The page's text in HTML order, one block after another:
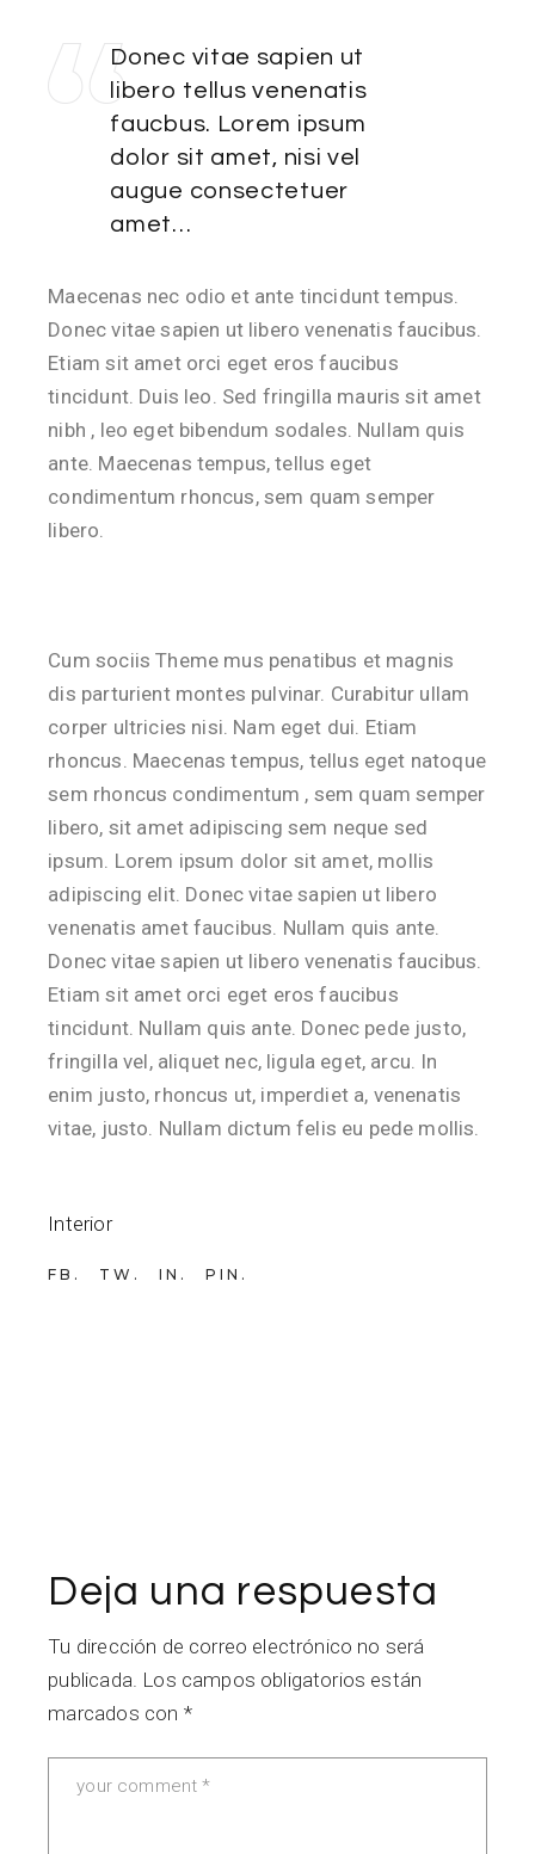
Donec vitae sapien ut
libero tellus venenatis
faucbus. Lorem ipsum
dolor sit amet, nisi vel
augue consectetuer
amet…
Maecenas nec odio et ante tincidunt tempus.
Donec vitae sapien ut libero venenatis faucibus.
Etiam sit amet orci eget eros faucibus
tincidunt. Duis leo. Sed fringilla mauris sit amet
nibh , leo eget bibendum sodales. Nullam quis
ante. Maecenas tempus, tellus eget
condimentum rhoncus, sem quam semper
libero.
Cum sociis Theme mus penatibus et magnis
dis parturient montes pulvinar. Curabitur ullam
corper ultricies nisi. Nam eget dui. Etiam
rhoncus. Maecenas tempus, tellus eget natoque
sem rhoncus condimentum , sem quam semper
libero, sit amet adipiscing sem neque sed
ipsum. Lorem ipsum dolor sit amet, mollis
adipiscing elit. Donec vitae sapien ut libero
venenatis amet faucibus. Nullam quis ante.
Donec vitae sapien ut libero venenatis faucibus.
Etiam sit amet orci eget eros faucibus
tincidunt. Nullam quis ante. Donec pede justo,
fringilla vel, aliquet nec, ligula eget, arcu. In
enim justo, rhoncus ut, imperdiet a, venenatis
vitae, justo. Nullam dictum felis eu pede mollis.
Interior
FB TW IN PIN
Deja una respuesta
Tu dirección de correo electrónico no será
publicada. Los campos obligatorios están
marcados con *